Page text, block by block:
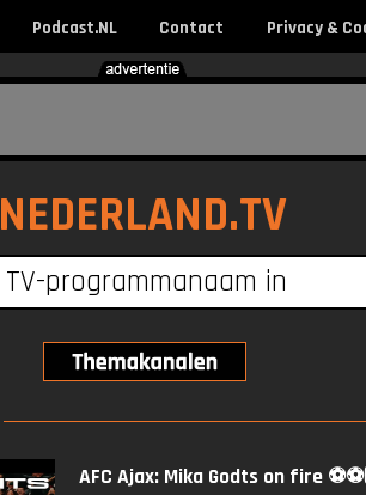
Podcast.NL Contact Privacy &
NEDERLAND.TV
AFC Ajax: Mika Godts on fire